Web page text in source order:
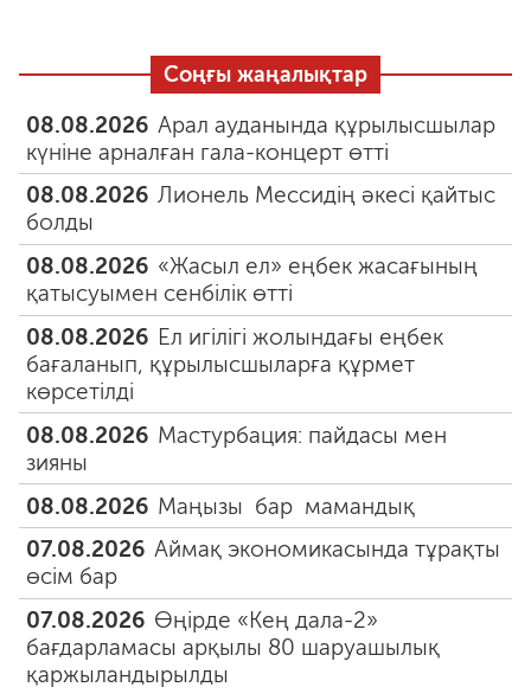
Соңғы жаңалықтар
08.08.2026 Арал ауданында құрылысшылар
күніне арналған гала-концерт өтті
08.08.2026 Лионель Мессидің әкесі қайтыс
болды
08.08.2026 «Жасыл ел» еңбек жасағының
қатысуымен сенбілік өтті
08.08.2026 Ел игілігі жолындағы еңбек
бағаланып, құрылысшыларға құрмет
көрсетілді
08.08.2026 Мастурбация: пайдасы мен
зияны
08.08.2026 Маңызы бар мамандық
07.08.2026 Аймақ экономикасында тұрақты
өсім бар
07.08.2026 Өңірде «Кең дала-2»
бағдарламасы арқылы 80 шаруашылық
қаржыландырылды